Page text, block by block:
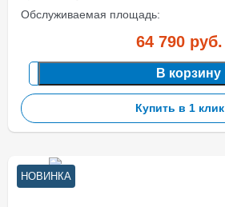
Обслуживаемая площадь:
64 790 руб.
В корзину
Купить в 1 клик
НОВИНКА